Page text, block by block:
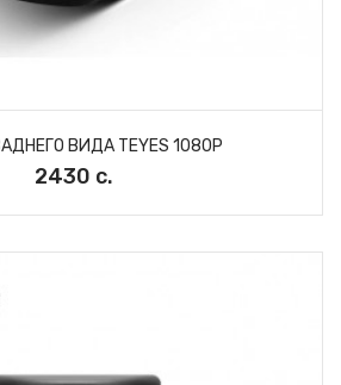
ВИДА TEYES 1080P
2430 с.